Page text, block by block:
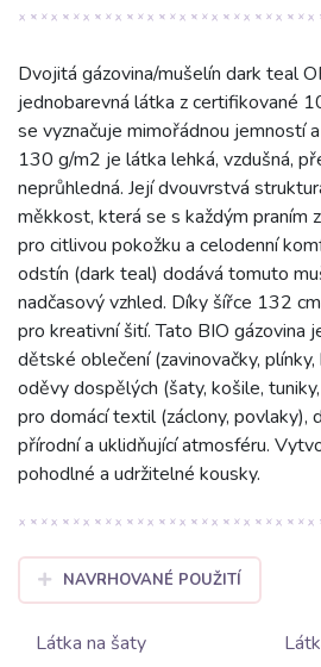
Dvojitá gázovina/mušelín dark teal
jednobarevná látka z certifikované
se vyznačuje mimořádnou jemností
130 g/m2 je látka lehká, vzdušná,
neprůhledná. Její dvouvrstvá
měkkost, která se s každým praním
pro citlivou pokožku a celodenní
odstín (dark teal) dodává tomuto
nadčasový vzhled. Díky šířce 132
pro kreativní šití. Tato BIO gázovina
dětské oblečení (zavinovačky,
oděvy dospělých (šaty, košile,
pro domácí textil (záclony, povlaky),
přírodní a uklidňující atmosféru.
pohodlné a udržitelné kousky.
NAVRHOVANÉ POUŽITÍ
Látka na šaty